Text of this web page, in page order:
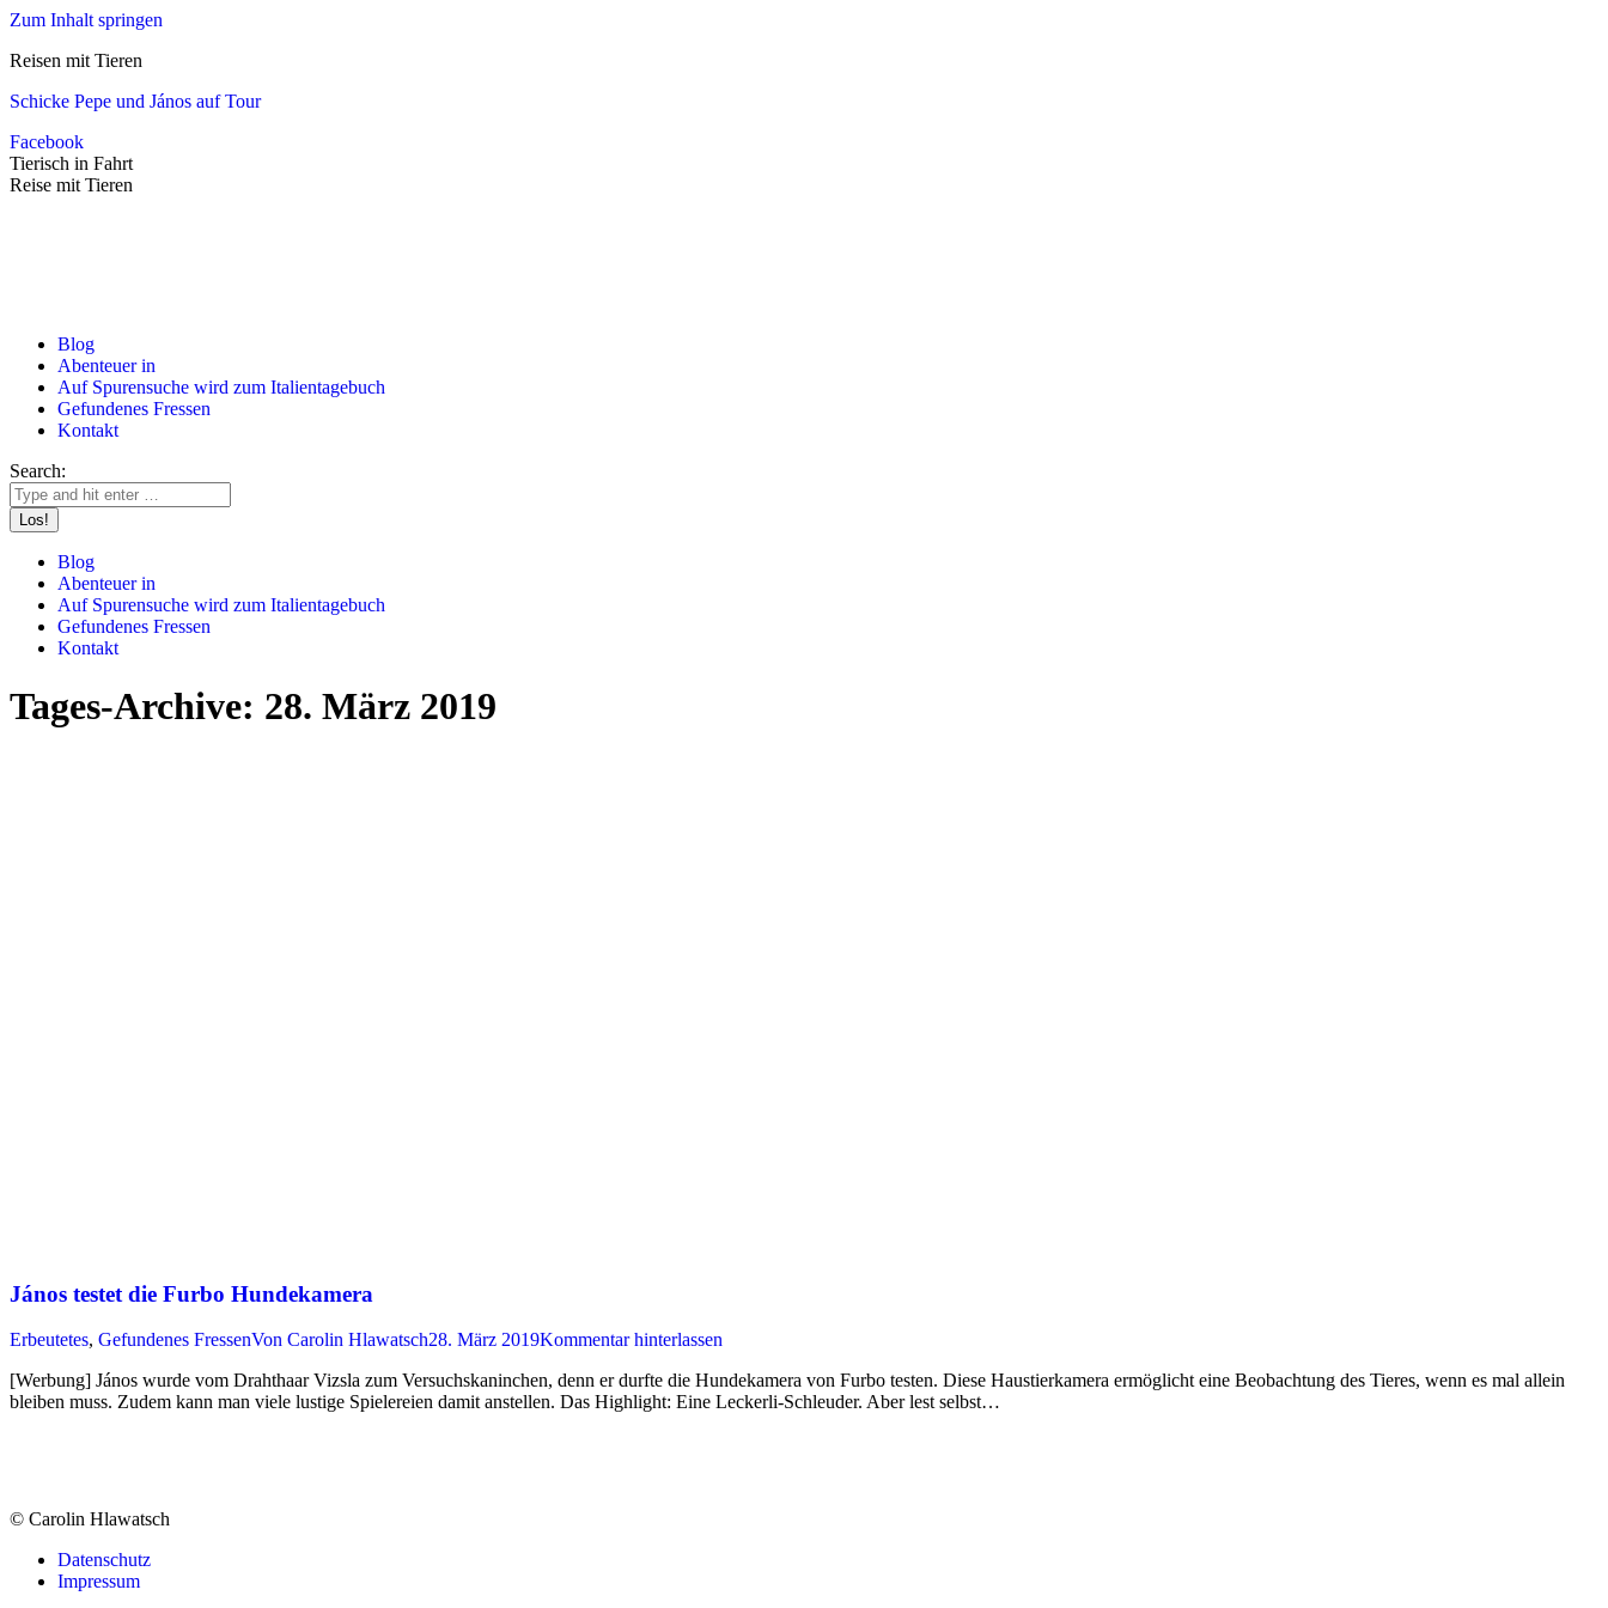
Zum Inhalt springen
Reisen mit Tieren
Schicke Pepe und János auf Tour
Facebook
Tierisch in Fahrt
Reise mit Tieren
Blog
Abenteuer in
Auf Spurensuche wird zum Italientagebuch
Gefundenes Fressen
Kontakt
Search:
Blog
Abenteuer in
Auf Spurensuche wird zum Italientagebuch
Gefundenes Fressen
Kontakt
Tages-Archive: 28. März 2019
János testet die Furbo Hundekamera
Erbeutetes, Gefundenes FressenVon Carolin Hlawatsch28. März 2019Kommentar hinterlassen
[Werbung] János wurde vom Drahthaar Vizsla zum Versuchskaninchen, denn er durfte die Hundekamera von Furbo testen. Diese Haustierkamera ermöglicht eine Beobachtung des Tieres, wenn es mal allein
bleiben muss. Zudem kann man viele lustige Spielereien damit anstellen. Das Highlight: Eine Leckerli-Schleuder. Aber lest selbst…
© Carolin Hlawatsch
Datenschutz
Impressum